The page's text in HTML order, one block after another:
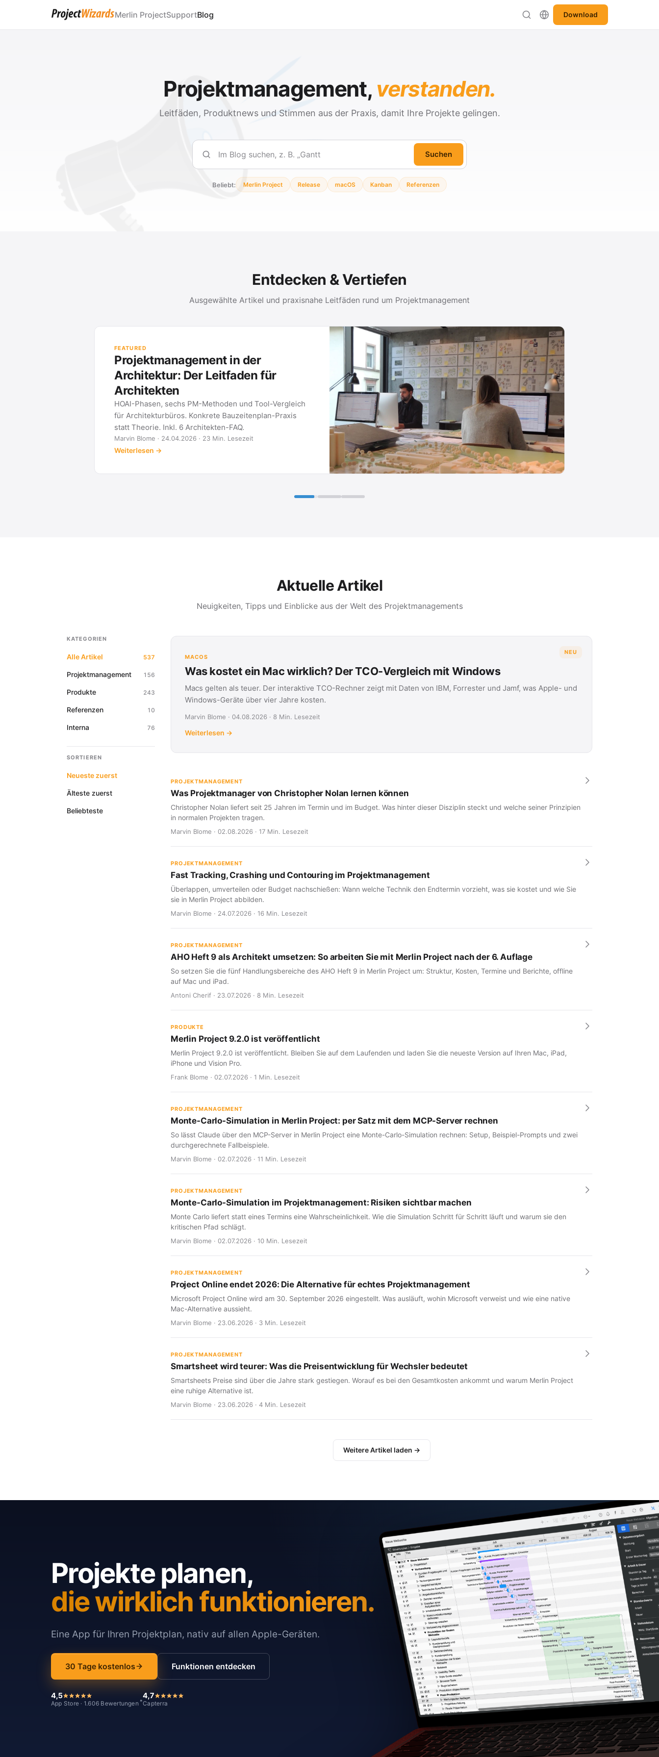
Merlin ProjectSupportBlog Download
Projektmanagement, verstanden.
Leitfäden, Produktnews und Stimmen aus der Praxis, damit Ihre Projekte gelingen.
Suchen
Suchen
Beliebt: Merlin Project Release macOS Kanban Referenzen
Entdecken & Vertiefen
Ausgewählte Artikel und praxisnahe Leitfäden rund um Projektmanagement
PROJEKTMANAGEMENT-LEITFÄDEN
Methoden und Werkzeuge für Ihre Projektarbeit: vom klassischen Gantt-Plan bis zur
METHODE 01
Gantt Charts
Was ein Gantt-Diagramm ist, wie Sie
eines erstellen und welche Tools sich
2026 …
Regeln Teams steuern und wie
Board in …
Aktuelle Artikel
Neuigkeiten, Tipps und Einblicke aus der Welt des Projektmanagements
KATEGORIEN
Alle Artikel 537
Projektmanagement 156
Produkte 243
Referenzen 10
Interna 76
SORTIEREN
Neueste zuerst
Älteste zuerst
Beliebteste
NEU
MACOS
Was kostet ein Mac wirklich? Der TCO-Vergleich mit Windows
Macs gelten als teuer. Der interaktive TCO-Rechner zeigt mit Daten von IBM, Forrester und Jamf, was Apple- und
Windows-Geräte über vier Jahre kosten.
Marvin Blome · 04.08.2026 · 8 Min. Lesezeit
Weiterlesen →
PROJEKTMANAGEMENT
Was Projektmanager von Christopher Nolan lernen können
Christopher Nolan liefert seit 25 Jahren im Termin und im Budget. Was hinter dieser Disziplin steckt und welche seiner Prinzipien
in normalen Projekten tragen.
Marvin Blome · 02.08.2026 · 17 Min. Lesezeit
PROJEKTMANAGEMENT
Fast Tracking, Crashing und Contouring im Projektmanagement
Überlappen, umverteilen oder Budget nachschießen: Wann welche Technik den Endtermin vorzieht, was sie kostet und wie Sie
sie in Merlin Project abbilden.
Marvin Blome · 24.07.2026 · 16 Min. Lesezeit
PROJEKTMANAGEMENT
AHO Heft 9 als Architekt umsetzen: So arbeiten Sie mit Merlin Project nach der 6. Auflage
So setzen Sie die fünf Handlungsbereiche des AHO Heft 9 in Merlin Project um: Struktur, Kosten, Termine und Berichte, offline
auf Mac und iPad.
Antoni Cherif · 23.07.2026 · 8 Min. Lesezeit
PRODUKTE
Merlin Project 9.2.0 ist veröffentlicht
Merlin Project 9.2.0 ist veröffentlicht. Bleiben Sie auf dem Laufenden und laden Sie die neueste Version auf Ihren Mac, iPad,
iPhone und Vision Pro.
Frank Blome · 02.07.2026 · 1 Min. Lesezeit
PROJEKTMANAGEMENT
Monte-Carlo-Simulation in Merlin Project: per Satz mit dem MCP-Server rechnen
So lässt Claude über den MCP-Server in Merlin Project eine Monte-Carlo-Simulation rechnen: Setup, Beispiel-Prompts und zwei
durchgerechnete Fallbeispiele.
Marvin Blome · 02.07.2026 · 11 Min. Lesezeit
PROJEKTMANAGEMENT
Monte-Carlo-Simulation im Projektmanagement: Risiken sichtbar machen
Monte Carlo liefert statt eines Termins eine Wahrscheinlichkeit. Wie die Simulation Schritt für Schritt läuft und warum sie den
kritischen Pfad schlägt.
Marvin Blome · 02.07.2026 · 10 Min. Lesezeit
PROJEKTMANAGEMENT
Project Online endet 2026: Die Alternative für echtes Projektmanagement
Microsoft Project Online wird am 30. September 2026 eingestellt. Was ausläuft, wohin Microsoft verweist und wie eine native
Mac-Alternative aussieht.
Marvin Blome · 23.06.2026 · 3 Min. Lesezeit
PROJEKTMANAGEMENT
Smartsheet wird teurer: Was die Preisentwicklung für Wechsler bedeutet
Smartsheets Preise sind über die Jahre stark gestiegen. Worauf es bei den Gesamtkosten ankommt und warum Merlin Project
eine ruhige Alternative ist.
Marvin Blome · 23.06.2026 · 4 Min. Lesezeit
Weitere Artikel laden →
Projekte planen,
die wirklich funktionieren.
Eine App für Ihren Projektplan, nativ auf allen Apple-Geräten.
30 Tage kostenlos Funktionen entdecken
4,5
App Store · 1.606 Bewertungen *
4,7
Capterra